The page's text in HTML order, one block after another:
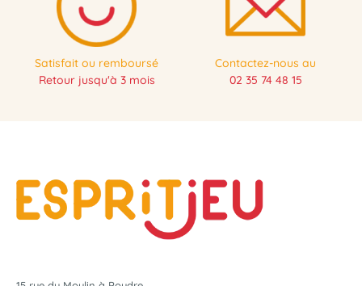
Satisfait ou remboursé
Retour jusqu'à 3 mois
Contactez-nous au
02 35 74 48 15